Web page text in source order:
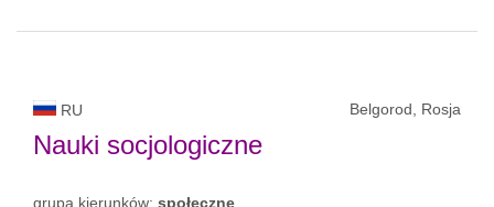
RU Belgorod, Rosja
Nauki socjologiczne
grupa kierunków: społeczne